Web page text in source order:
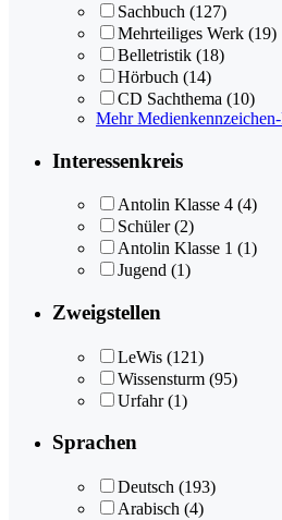
Sachbuch (127)
Mehrteiliges Werk (19)
Belletristik (18)
Hörbuch (14)
CD Sachthema (10)
Mehr
Interessenkreis
Antolin Klasse 4 (4)
Schüler (2)
Antolin Klasse 1 (1)
Jugend (1)
Zweigstellen
LeWis (121)
Wissensturm (95)
Urfahr (1)
Sprachen
Deutsch (193)
Arabisch (4)